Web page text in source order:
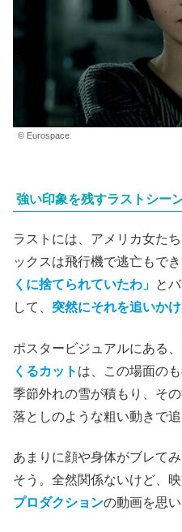
© Eurospace
強い印象を残すラストシー
ラストには、アメリカ女た
ックスは飛行機で逃亡もでき
くに捨てられていたわ」 と
して、 突然にそれを追いか
ポスタービジュアルにある、
くるカット は、この場面の
季節外れの雪が積もり、そ
落としのような粗い動きで
あまりに顔や身体がブレて
そう。全然関係ないけど、
プロダクションの動画を思い